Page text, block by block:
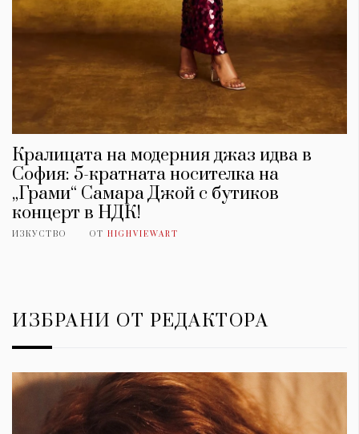
Кралицата на модерния джаз идва в
София: 5-кратната носителка на
„Грами“ Самара Джой с бутиков
концерт в НДК!
ИЗКУСТВО ОТ HIGHVIEWART
ИЗБРАНИ ОТ РЕДАКТОРА